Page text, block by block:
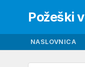
Požeški
NASLOVNICA